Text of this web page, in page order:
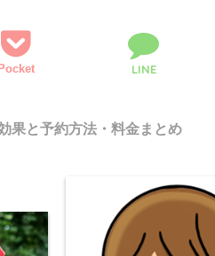
Pocket LINE
果と予約方法・料金まとめ